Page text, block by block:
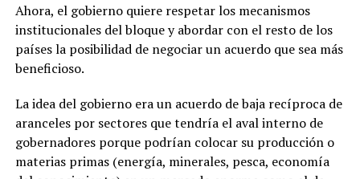
Ahora, el gobierno quiere respetar los mecanismos
institucionales del bloque y abordar con el resto de los
países la posibilidad de negociar un acuerdo que sea más
beneficioso.
La idea del gobierno era un acuerdo de baja recíproca de
aranceles por sectores que tendría el aval interno de
gobernadores porque podrían colocar su producción o
materias primas (energía, minerales, pesca, economía